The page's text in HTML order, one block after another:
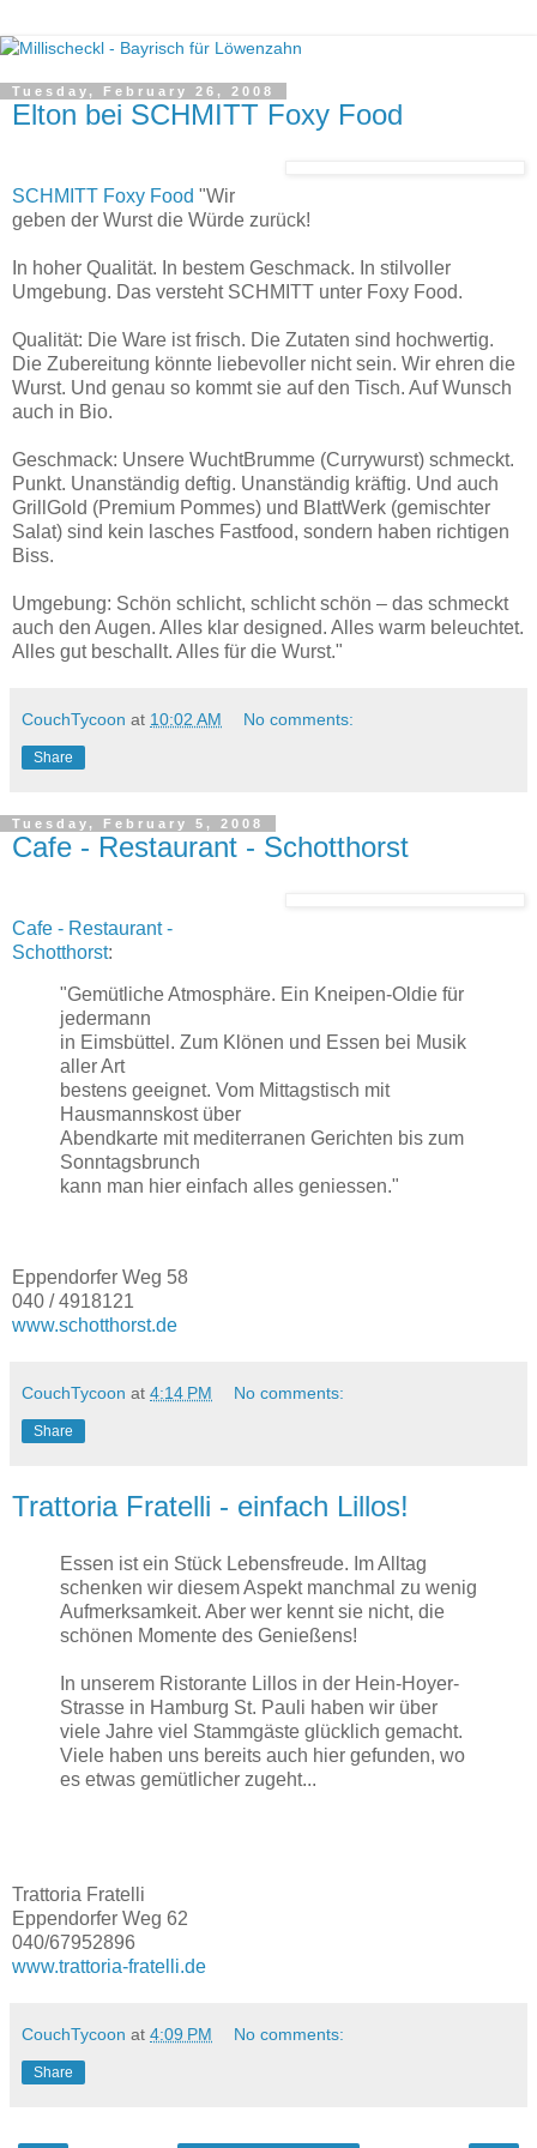
Tuesday, February 26, 2008
Elton bei SCHMITT Foxy Food
SCHMITT Foxy Food "Wir
geben der Wurst die Würde zurück!
In hoher Qualität. In bestem Geschmack. In stilvoller
Umgebung. Das versteht SCHMITT unter Foxy Food.
Qualität: Die Ware ist frisch. Die Zutaten sind hochwertig.
Die Zubereitung könnte liebevoller nicht sein. Wir ehren die
Wurst. Und genau so kommt sie auf den Tisch. Auf Wunsch
auch in Bio.
Geschmack: Unsere WuchtBrumme (Currywurst) schmeckt.
Punkt. Unanständig deftig. Unanständig kräftig. Und auch
GrillGold (Premium Pommes) und BlattWerk (gemischter
Salat) sind kein lasches Fastfood, sondern haben richtigen
Biss.
Umgebung: Schön schlicht, schlicht schön – das schmeckt
auch den Augen. Alles klar designed. Alles warm beleuchtet.
Alles gut beschallt. Alles für die Wurst."
CouchTycoon at 10:02 AM No comments:
Share
Tuesday, February 5, 2008
Cafe - Restaurant - Schotthorst
Cafe - Restaurant -
Schotthorst:
"Gemütliche Atmosphäre. Ein Kneipen-Oldie für
jedermann
in Eimsbüttel. Zum Klönen und Essen bei Musik
aller Art
bestens geeignet. Vom Mittagstisch mit
Hausmannskost über
Abendkarte mit mediterranen Gerichten bis zum
Sonntagsbrunch
kann man hier einfach alles geniessen."
Eppendorfer Weg 58
040 / 4918121
www.schotthorst.de
CouchTycoon at 4:14 PM No comments:
Share
Trattoria Fratelli - einfach Lillos!
Essen ist ein Stück Lebensfreude. Im Alltag
schenken wir diesem Aspekt manchmal zu wenig
Aufmerksamkeit. Aber wer kennt sie nicht, die
schönen Momente des Genießens!
In unserem Ristorante Lillos in der Hein-Hoyer-
Strasse in Hamburg St. Pauli haben wir über
viele Jahre viel Stammgäste glücklich gemacht.
Viele haben uns bereits auch hier gefunden, wo
es etwas gemütlicher zugeht...
Trattoria Fratelli
Eppendorfer Weg 62
040/67952896
www.trattoria-fratelli.de
CouchTycoon at 4:09 PM No comments:
Share